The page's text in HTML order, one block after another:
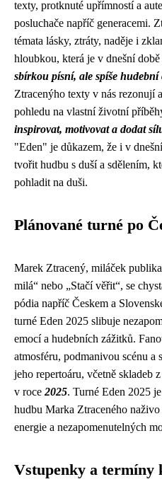
texty, protknuté upřímností a
posluchače napříč generacemi.
témata lásky, ztráty, naděje i
hloubkou, která je v dnešní
sbírkou písní, ale spíše hudební
Ztracenýho texty v nás rezonují
pohledu na vlastní životní
inspirovat, motivovat a dodat
"Eden" je důkazem, že i v
tvořit hudbu s duší a sdělením,
pohladit na duši.
Plánované turné po
Marek Ztracený, miláček
milá“ nebo „Stačí věřit“, se
pódia napříč Českem a
turné Eden 2025 slibuje
emocí a hudebních zážitků.
atmosféru, podmanivou scénu a
jeho repertoáru, včetně skladeb
v roce 2025. Turné Eden 2025
hudbu Marka Ztraceného
energie a nezapomenutelných
Vstupenky a termíny